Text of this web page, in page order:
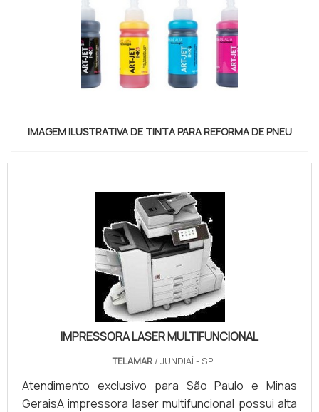
IMAGEM ILUSTRATIVA DE TINTA PARA REFORMA DE PNEU
IMPRESSORA LASER MULTIFUNCIONAL
TELAMAR / JUNDIAÍ - SP
Atendimento exclusivo para São Paulo e Minas
GeraisA impressora laser multifuncional possui alta